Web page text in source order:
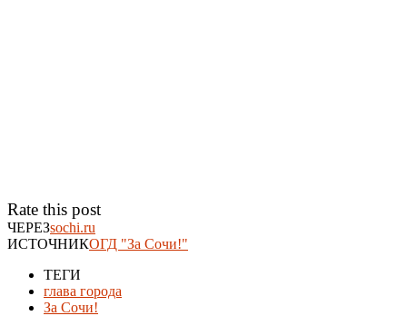
Rate this post
ЧЕРЕЗsochi.ru
ИСТОЧНИКОГД "За Сочи!"
ТЕГИ
глава города
За Сочи!